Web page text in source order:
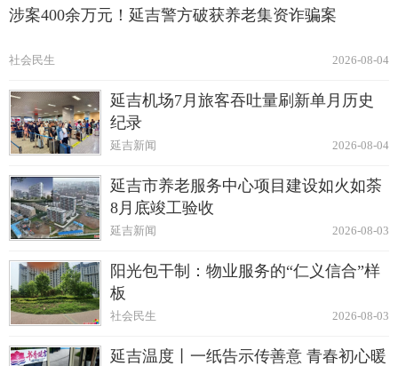
涉案400余万元！延吉警方破获养老集资诈骗案
2026-08-04
社会民生
延吉机场7月旅客吞吐量刷新单月历史
纪录
2026-08-04
延吉新闻
延吉市养老服务中心项目建设如火如荼
8月底竣工验收
2026-08-03
延吉新闻
阳光包干制：物业服务的“仁义信合”样
板
2026-08-03
社会民生
延吉温度丨一纸告示传善意 青春初心暖